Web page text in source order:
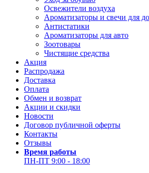
Освежители воздуха
Ароматизаторы и свечи для
Антистатики
Ароматизаторы для авто
Зоотовары
Чистящие средства
Акция
Распродажа
Доставка
Оплата
Обмен и возврат
Акции и скидки
Новости
Договор публичной оферты
Контакты
Отзывы
Время работы
ПН-ПТ 9:00 - 18:00